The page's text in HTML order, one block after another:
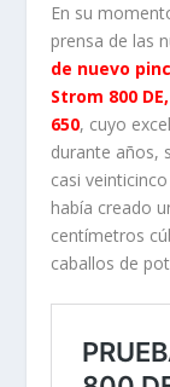
En su
prensa de las
de nuevo
Strom 800
650, cuyo
durante años,
casi
había creado
centímetros
caballos de